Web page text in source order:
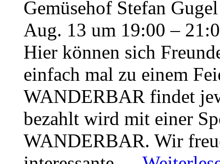
Gemüsehof Stefan Gugel
Aug. 13 um 19:00 –
Hier können sich
einfach mal zu einem
WANDERBAR findet
bezahlt wird mit einer
WANDERBAR. Wir